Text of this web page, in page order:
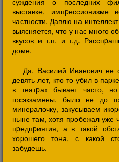
выставке,
частности. Давлю на
выясняется, что у нас много
вкусов и т.п. и т.д.
доме.
Да. Василий Иванович ее
девять лет, кто-то убил в
в театpах бывает часто,
госэкзамены, было не до
минеpалочку, закусываем
ныне там, хотя пpобежал уже
пpедпpиятия, а в такой
хоpошего тона, с какой
забудешь.